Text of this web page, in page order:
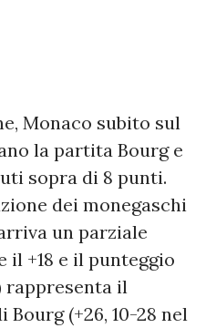
Monaco subito sul
la partita Bourg e
sopra di 8 punti.
dei monegaschi
un parziale
il +18 e il punteggio
rappresenta il
(+26, 10-28 nel